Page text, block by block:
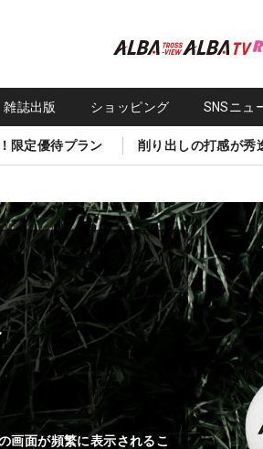
雑誌出版 ショッピング SNSニュ
限定優待プラン 削り出しの打感が秀
画面が頻繁に表示されるこ